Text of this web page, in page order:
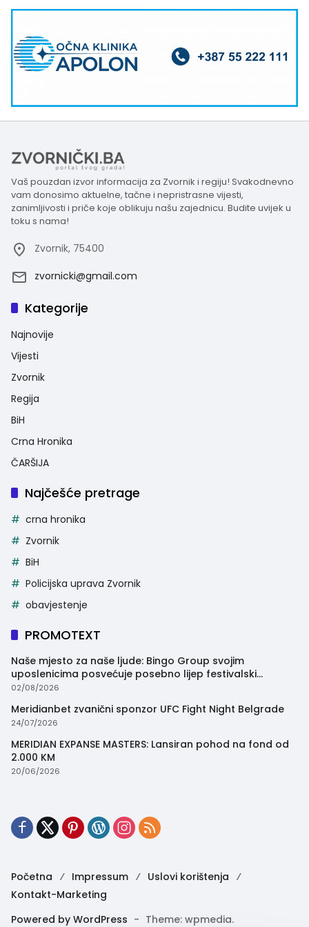
Vaš pouzdan izvor informacija za Zvornik i regiju! Svakodnevno
vam donosimo aktuelne, tačne i nepristrasne vijesti,
zanimljivosti i priče koje oblikuju našu zajednicu. Budite uvijek u
toku s nama!
Zvornik, 75400
zvornicki@gmail.com
Kategorije
Najnovije
Vijesti
Zvornik
Regija
BiH
Crna Hronika
ČARŠIJA
Najčešće pretrage
crna hronika
Zvornik
BiH
Policijska uprava Zvornik
obavjestenje
PROMOTEXT
Naše mjesto za naše ljude: Bingo Group svojim
uposlenicima posvećuje posebno lijep festivalski
trenutak
02/08/2026
Meridianbet zvanični sponzor UFC Fight Night Belgrade
24/07/2026
MERIDIAN EXPANSE MASTERS: Lansiran pohod na fond od
2.000 KM
20/06/2026
Početna Impressum
Uslovi korištenja
Kontakt-Marketing
Powered by WordPress - Theme: wpmedia.